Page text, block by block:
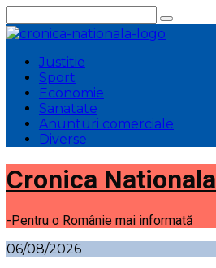
la
conținut
Justitie
Sport
Economie
Sanatate
Anunturi comerciale
Diverse
Cronica Nationala
-Pentru o Românie mai informată
06/08/2026